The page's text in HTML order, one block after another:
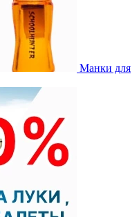
Манки для